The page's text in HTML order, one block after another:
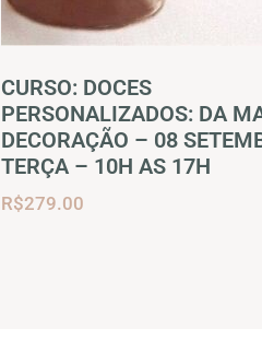
CURSO: DOCES
PERSONALIZADOS: DA
DECORAÇÃO – 08
TERÇA – 10H AS 17H
R$279.00